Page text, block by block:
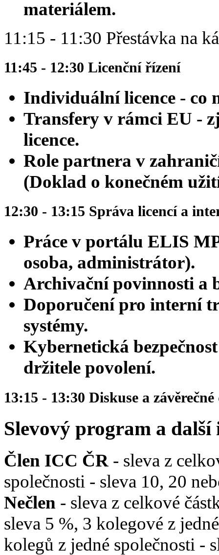
materiálem.
11:15 - 11:30 Přestávka na
11:45 - 12:30 Licenční řízení
Individuální licence - co
Transfery v rámci EU -
licence.
Role partnera v
(Doklad o konečném
12:30 - 13:15 Správa licencí a
Práce v portálu ELIS
osoba, administrátor).
Archivační povinnosti a
Doporučení pro interní
systémy.
Kybernetická
držitele povolení.
13:15 - 13:30 Diskuse a
Slevový program a
Člen ICC ČR - sleva z
společnosti - sleva 10, 20
Nečlen - sleva z celkové
sleva 5 %, 3 kolegové z
kolegů z jedné společnosti -